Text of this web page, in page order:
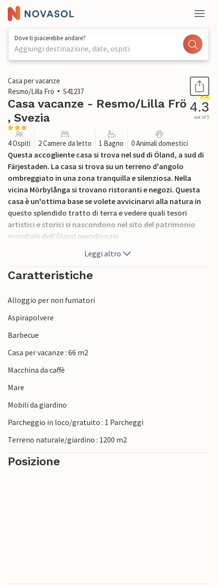
Dove ti piacerebbe andare?
Aggiungi destinazione, date, ospiti
1 / 6
Casa per vacanze
Resmo/Lilla Frö
S41237
Casa vacanze - Resmo/Lilla Frö
, Svezia
4.3
out of 5
4 Ospiti 2 Camere da letto 1 Bagno 0 Animali domestici
Questa accogliente casa si trova nel sud di Öland, a sud di
Färjestaden. La casa si trova su un terreno d'angolo
ombreggiato in una zona tranquilla e silenziosa. Nella
vicina Mörbylånga si trovano ristoranti e negozi. Questa
casa è un'ottima base se volete avvicinarvi alla natura in
questo splendido tratto di terra e vedere quali tesori
artistici e storici si nascondono nel sito del patrimonio
mondiale dell'Öland meridionale.
Leggi altro
Caratteristiche
Alloggio per non fumatori
Aspirapolvere
Barbecue
Casa per vacanze : 66 m2
Macchina da caffè
Mare
Mobili da giardino
Parcheggio in loco/gratuito : 1 Parcheggi
Terreno naturale/giardino : 1200 m2
Posizione